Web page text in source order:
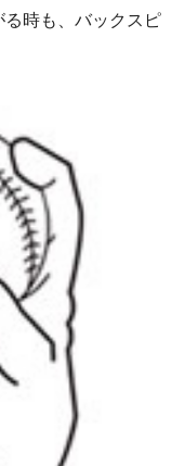
時も、バックスピ